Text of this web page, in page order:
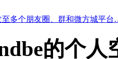
至多个朋友圈、群和微方城平
的个人